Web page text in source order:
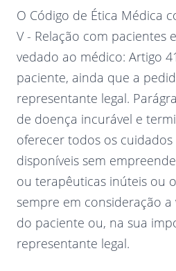
O Código de Ética Médica
V - Relação com pacientes
vedado ao médico: Artigo
paciente, ainda que a
representante legal.
de doença incurável e
oferecer todos os cuidados
disponíveis sem
ou terapêuticas inúteis ou
sempre em consideração a
do paciente ou, na sua
representante legal.